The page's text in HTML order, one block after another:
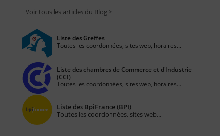
Voir tous les articles du Blog >
Liste des Greffes
Toutes les coordonnées, sites web, horaires...
Liste des chambres de Commerce et d'Industrie
(CCI)
Toutes les coordonnées, sites web, horaires...
Liste des BpiFrance (BPI)
Toutes les coordonnées, sites web...